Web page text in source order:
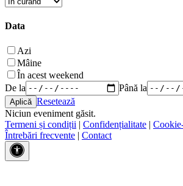
Data
Azi
Mâine
În acest weekend
De la
Până la
Resetează
Niciun eveniment găsit.
Termeni și condiții | Confidențialitate |
Întrebări frecvente | Contact